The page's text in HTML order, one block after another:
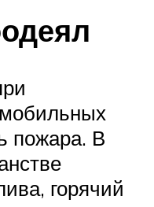
пожара. В
горячий